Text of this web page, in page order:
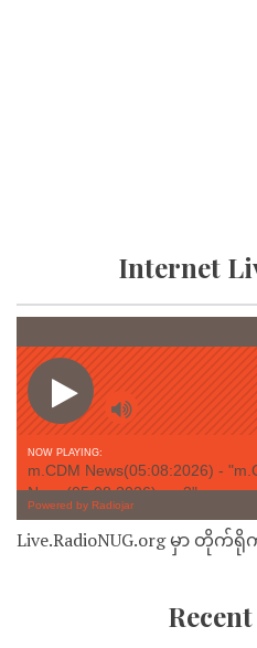
Internet
Live.RadioNUG.org မှာ တိုက်ရို